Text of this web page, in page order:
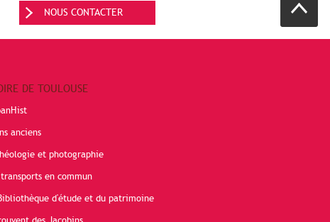
NOUS CONTACTER
DE TOULOUSE
anciens
et photographie
en commun
d'étude et du patrimoine